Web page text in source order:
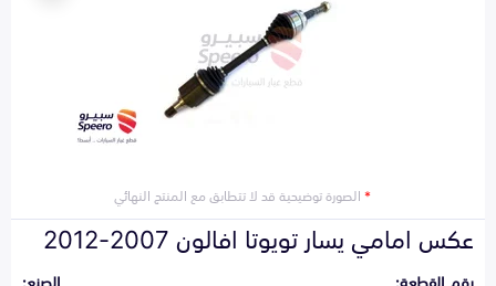
*الصورة توضيحية قد لا تتطابق مع المنتج النهائي
عكس امامي يسار تويوتا افالون 2007-2012